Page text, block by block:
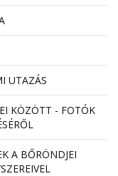
UTAZÁS
KÖZÖTT - FOTÓK
A BŐRÖNDJEI